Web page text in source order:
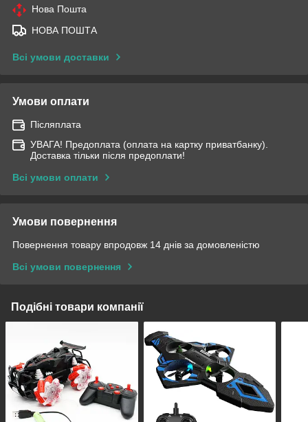
Нова Пошта
НОВА ПОШТА
Всі умови доставки
Умови оплати
Післяплата
УВАГА! Предоплата (оплата на картку приватбанку).
Доставка тільки після предоплати!
Всі умови оплати
Умови повернення
Повернення товару впродовж 14 днів за домовленістю
Всі умови повернення
Подібні товари компанії